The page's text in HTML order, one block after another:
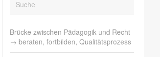
Brücke zwischen Pädagogik und Recht
→ beraten, fortbilden, Qualitätsprozess